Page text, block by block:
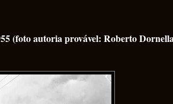
(foto autoria provável: Roberto